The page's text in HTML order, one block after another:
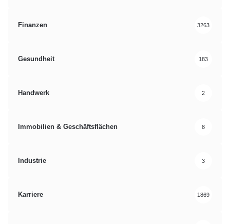
Finanzen 3263
Gesundheit 183
Handwerk 2
Immobilien & Geschäftsflächen 8
Industrie 3
Karriere 1869